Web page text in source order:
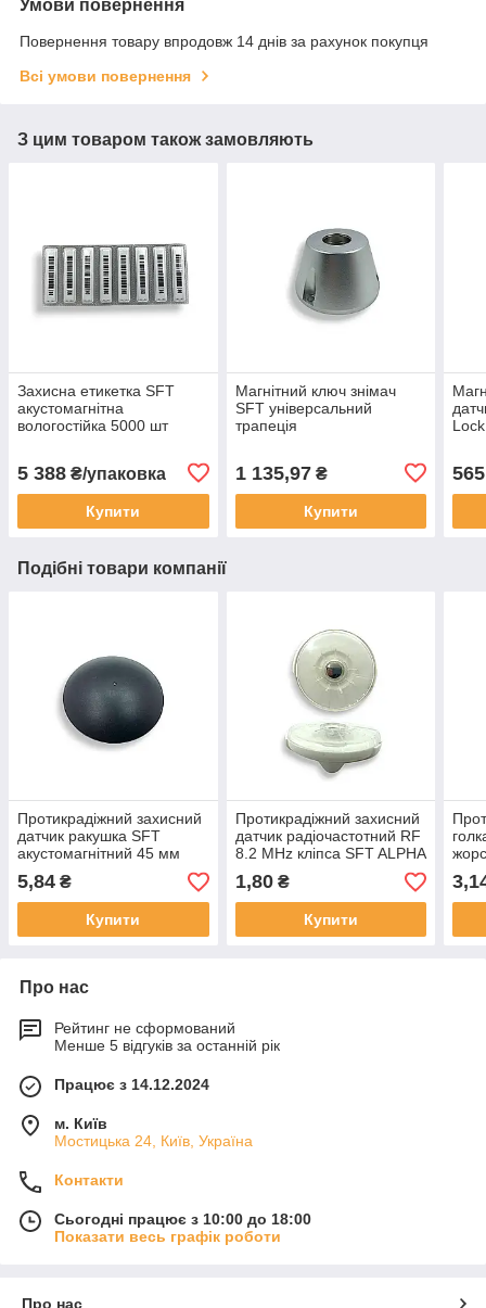
Умови повернення
Повернення товару впродовж 14 днів за рахунок покупця
Всі умови повернення
З цим товаром також замовляють
Захисна етикетка SFT
акустомагнітна
вологостійка 5000 шт
5 388 ₴/упаковка
Купити
Магнітний ключ знімач
SFT універсальний
трапеція
1 135,97₴
Купити
Lock
Подібні товари компанії
Протикрадіжний захисний
датчик ракушка SFT
акустомагнітний 45 мм
чорний
5,84 ₴
Купити
Протикрадіжний захисний
датчик радіочастотний RF
8.2 MHz кліпса SFT ALPHA
50 мм білий
1,80₴
Купити
Про нас
Рейтинг не сформований
Менше 5 відгуків за останній рік
Працює з 14.12.2024
м. Київ
Мостицька 24, Київ, Україна
Контакти
Сьогодні працює з 10:00 до 18:00
Показати весь графік роботи
Про нас